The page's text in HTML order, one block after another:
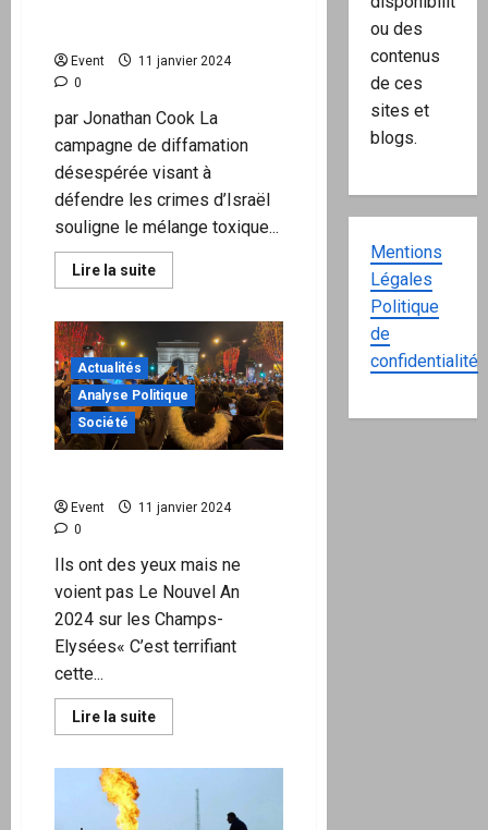
transgenre
Event
11 janvier 2024
0
par Jonathan Cook La
campagne de diffamation
désespérée visant à
défendre les crimes d’Israël
souligne le mélange toxique...
Lire la suiteEn
savoir
nous
les
méchants
?»
Le
soutien
occidental
au
Gaza
prouve
réponse
est
oui
Actualités
Analyse Politique
Société
Event
11 janvier 2024
0
Ils ont des yeux mais ne
voient pas Le Nouvel An
2024 sur les Champs-
Elysées« C’est terrifiant
cette...
Lire la suiteEn
savoir
population
ou des
contenus
de ces
sites et
blogs.
Mentions
Légales
Politique
de
confidentialité